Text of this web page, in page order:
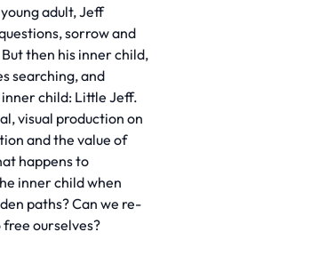
adult, Jeff
sorrow and
then his inner child,
searching, and
child: Little Jeff.
visual production on
and the value of
happens to
inner child when
paths? Can we re-
ourselves?